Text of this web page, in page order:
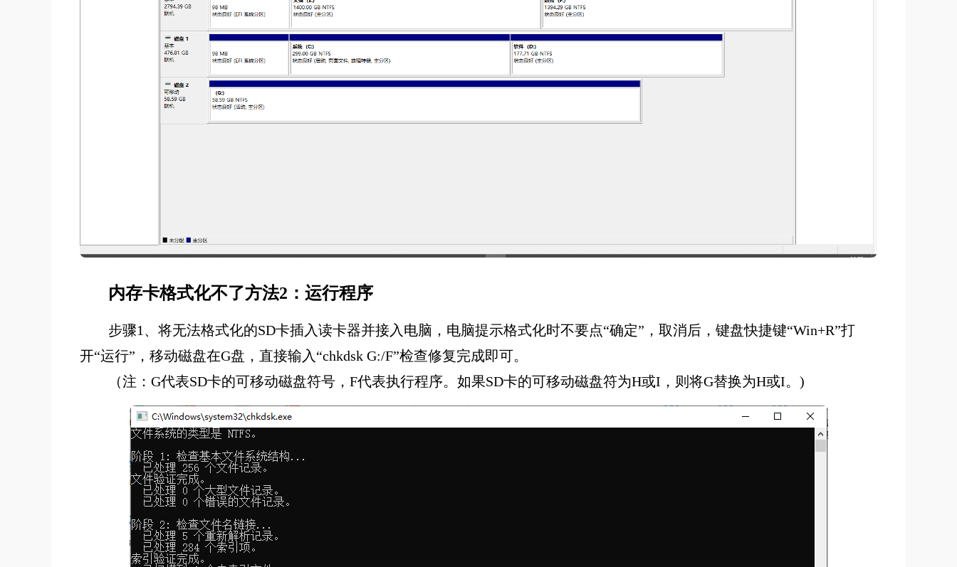
内存卡格式化不了方法2：运行程序
步骤1、将无法格式化的SD卡插入读卡器并接入电脑，电脑提示格式化时不要点“确定”，取消后，键盘快捷键“Win+R”打
开“运行”，移动磁盘在G盘，直接输入“chkdsk G:/F”检查修复完成即可。
（注：G代表SD卡的可移动磁盘符号，F代表执行程序。如果SD卡的可移动磁盘符为H或I，则将G替换为H或I。)